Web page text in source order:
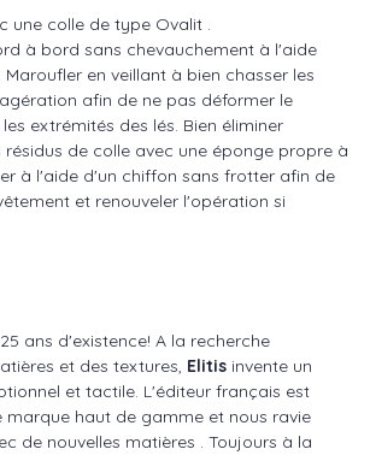
une colle de type Ovalit .
à bord sans chevauchement à l'aide
en veillant à bien chasser les
afin de ne pas déformer le
extrémités des lés. Bien éliminer
de colle avec une éponge propre à
à l'aide d'un chiffon sans frotter afin de
et renouveler l'opération si
ans d'existence! A la recherche
et des textures, Elitis invente un
et tactile. L'éditeur français est
marque haut de gamme et nous ravie
de nouvelles matières . Toujours à la